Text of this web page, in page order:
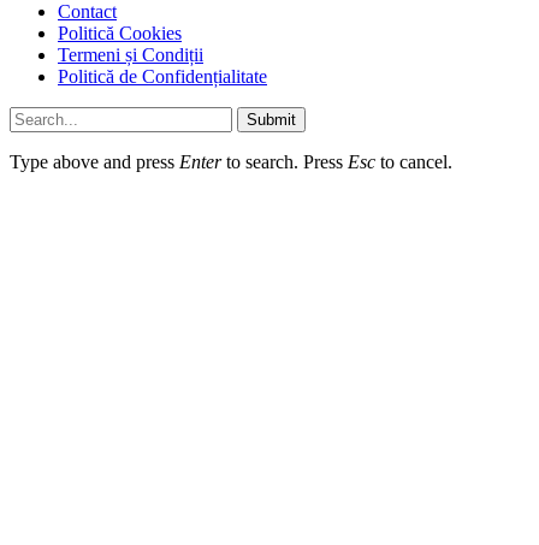
Contact
Politică Cookies
Termeni și Condiții
Politică de Confidențialitate
Submit
Type above and press Enterto search. Press Esc to cancel.